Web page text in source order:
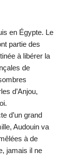
en Égypte. Le
partie des
à libérer la
de
d’Anjou,
d’un grand
Audouin va
à de
jamais il ne